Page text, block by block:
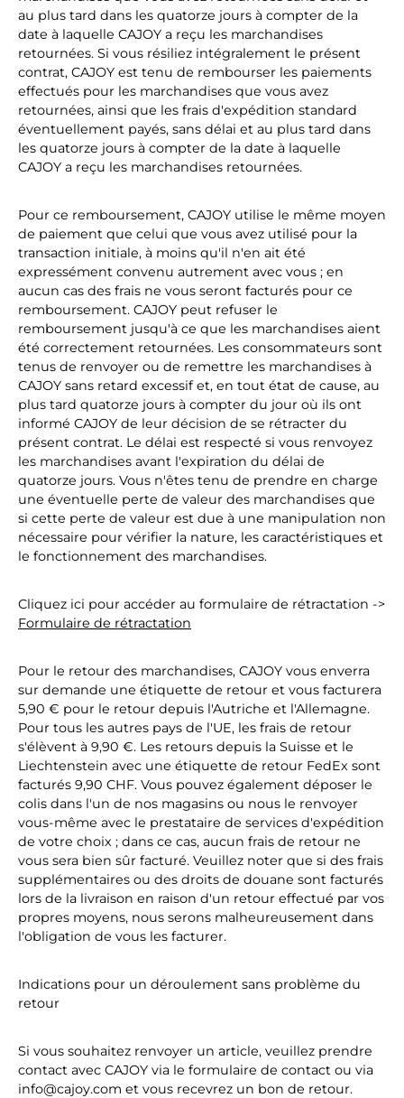
au plus tard dans les quatorze jours à compter de la
date à laquelle CAJOY a reçu les marchandises
retournées. Si vous résiliez intégralement le présent
contrat, CAJOY est tenu de rembourser les paiements
effectués pour les marchandises que vous avez
retournées, ainsi que les frais d'expédition standard
éventuellement payés, sans délai et au plus tard dans
les quatorze jours à compter de la date à laquelle
CAJOY a reçu les marchandises retournées.
Pour ce remboursement, CAJOY utilise le même moyen
de paiement que celui que vous avez utilisé pour la
transaction initiale, à moins qu'il n'en ait été
expressément convenu autrement avec vous ; en
aucun cas des frais ne vous seront facturés pour ce
remboursement. CAJOY peut refuser le
remboursement jusqu'à ce que les marchandises aient
été correctement retournées. Les consommateurs sont
tenus de renvoyer ou de remettre les marchandises à
CAJOY sans retard excessif et, en tout état de cause, au
plus tard quatorze jours à compter du jour où ils ont
informé CAJOY de leur décision de se rétracter du
présent contrat. Le délai est respecté si vous renvoyez
les marchandises avant l'expiration du délai de
quatorze jours. Vous n'êtes tenu de prendre en charge
une éventuelle perte de valeur des marchandises que
si cette perte de valeur est due à une manipulation non
nécessaire pour vérifier la nature, les caractéristiques et
le fonctionnement des marchandises.
Cliquez ici pour accéder au formulaire de rétractation ->
Formulaire de rétractation
Pour le retour des marchandises, CAJOY vous enverra
sur demande une étiquette de retour et vous facturera
5,90 € pour le retour depuis l'Autriche et l'Allemagne.
Pour tous les autres pays de l'UE, les frais de retour
s'élèvent à 9,90 €. Les retours depuis la Suisse et le
Liechtenstein avec une étiquette de retour FedEx sont
facturés 9,90 CHF. Vous pouvez également déposer le
colis dans l'un de nos magasins ou nous le renvoyer
vous-même avec le prestataire de services d'expédition
de votre choix ; dans ce cas, aucun frais de retour ne
vous sera bien sûr facturé. Veuillez noter que si des frais
supplémentaires ou des droits de douane sont facturés
lors de la livraison en raison d'un retour effectué par vos
propres moyens, nous serons malheureusement dans
l'obligation de vous les facturer.
Indications pour un déroulement sans problème du
retour
Si vous souhaitez renvoyer un article, veuillez prendre
contact avec CAJOY via le formulaire de contact ou via
info@cajoy.com et vous recevrez un bon de retour.